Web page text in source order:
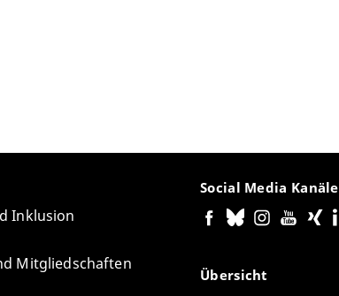
Inklusion
Mitgliedschaften
Social Media Kanäle
Übersicht